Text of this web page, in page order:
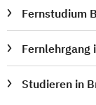
Fernstudium
Fernlehrgang
Studieren in